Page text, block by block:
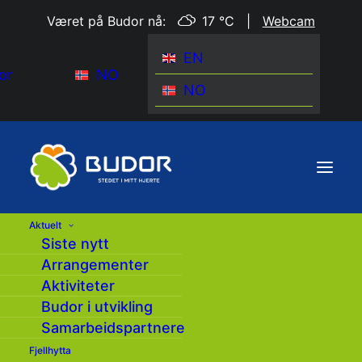
Været på Budor nå: 17 °C Webcam
NO
EN
NO
Aktuelt
Siste nytt
Arrangementer
Aktiviteter
Budor i utvikling
Samarbeidspartnere
Fjellhytta